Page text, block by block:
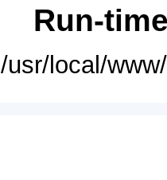
Run-
/usr/local/